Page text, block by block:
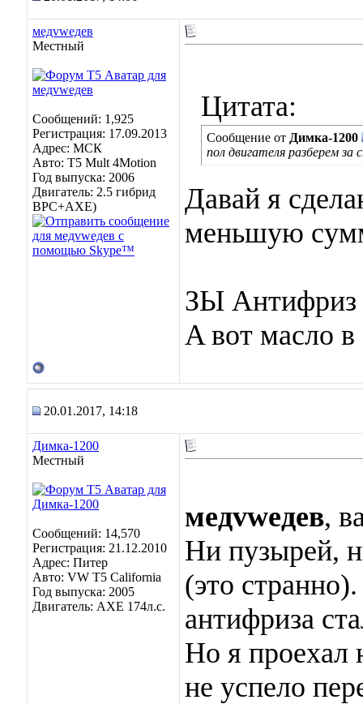
медvwедев
Местный
Сообщений: 1,925
Регистрация: 17.09.2013
Адрес: МСК
Авто: Т5 Mult 4Motion
Год выпуска: 2006
Двигатель: 2.5 гибрид
BPC+AXE)
Цитата:
Сообщение от Димка-1200
пол двигателя разберем за
Давай я
меньшую
ЗЫ Антифриз
A вот масло
20.01.2017, 14:18
Димка-1200
Местный
Сообщений: 14,570
Регистрация: 21.12.2010
Адрес: Питер
Авто: VW T5 California
Год выпуска: 2005
Двигатель: AXE 174л.с.
медvwедев,
Ни пузырей,
(это
антифриза
Но я проехал
не успело